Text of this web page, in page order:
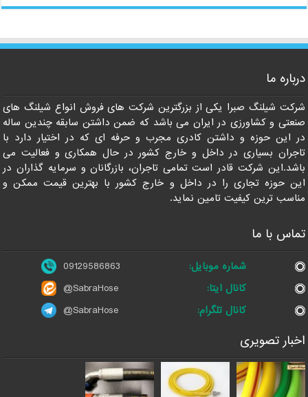
درباره ما
شرکت شیلنگ صبرا یکی از بزرگترین شرکت های فروش انواع شیلنگ های
صنعتی و کشاورزی در ایران می باشد که ضمن داشتن سابقه چندین ساله
در این حوزه و داشتن کادری مجرب و حرفه ای که در اختیار دارد با
تاجران بسیاری در داخل و خارج کشور در حال همکاری و فعالیت می
باشد.این شرکت قادر است تمامی تاجران، بازرگانان و سرمایه گذاران در
این حوزه تجاری را در داخل و خارج کشور با بهترین قیمت ممکن و
مناسب ترین کیفیت تامین نماید.
تماس با ما
شماره موبایل:
09129586863
کانال ایتا:
@SabraHose
کانال تلگرام:
@SabraHose
اخبار تصویری
09129586863